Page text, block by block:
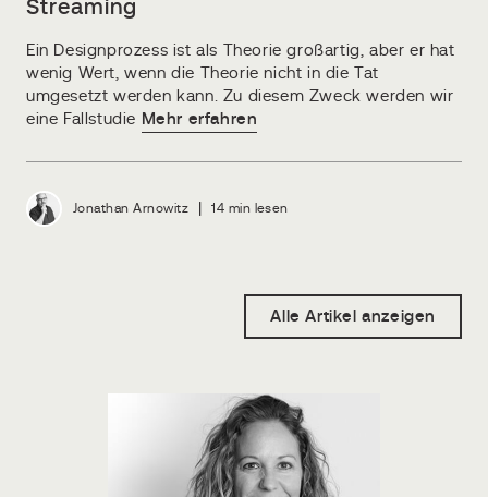
Streaming
Ein Designprozess ist als Theorie großartig, aber er hat
wenig Wert, wenn die Theorie nicht in die Tat
umgesetzt werden kann. Zu diesem Zweck werden wir
eine Fallstudie Mehr erfahren
Jonathan Arnowitz 14 min lesen
Alle Artikel anzeigen